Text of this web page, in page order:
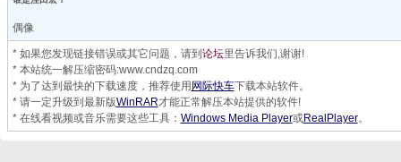
偶像
* 如果您发现链接错误或其它问题，请到 论坛里告诉我们,谢谢!
* 本站统一解压缩密码:www.cndzq.com
* 为了达到最快的下载速度，推荐使用 网际快车下载本站软件。
* 请一定升级到最新版WinRAR才能正常解压本站提供的软件!
* 在线看视频或音乐需要这些工具： Windows Media Player或RealPlayer。